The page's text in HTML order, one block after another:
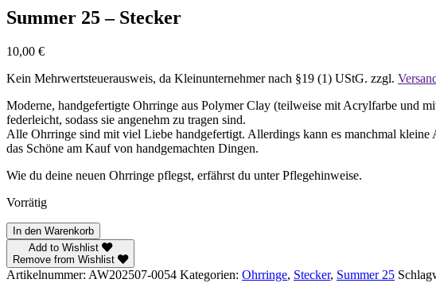
Summer 25 – Stecker
10,00 €
Kein Mehrwertsteuerausweis, da Kleinunternehmer nach §19 (1) UStG. zzgl.
Moderne, handgefertigte Ohrringe aus Polymer Clay (teilweise mit Acrylfarbe und
federleicht, sodass sie angenehm zu tragen sind.
Alle Ohrringe sind mit viel Liebe handgefertigt. Allerdings kann es manchmal
das Schöne am Kauf von handgemachten Dingen.
Wie du deine neuen Ohrringe pflegst, erfährst du unter Pflegehinweise.
Vorrätig
Summer
25
Stecker
In den Warenkorb
Add to Wishlist
Remove from Wishlist
Artikelnummer: AW202507-0054 Kategorien: Ohrringe, Stecker, Summer 25